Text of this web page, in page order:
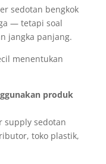
sedotan bengkok
— tetapi soal
jangka panjang.
menentukan
produk
supply sedotan
toko plastik,